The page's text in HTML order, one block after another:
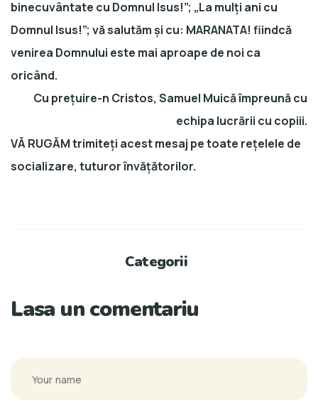
binecuvântate cu Domnul Isus!”; „La mulți ani cu
Domnul Isus!”; vă salutăm și cu: MARANATA! fiindcă
venirea Domnului este mai aproape de noi ca
oricând.
Cu prețuire-n Cristos, Samuel Muică împreună cu
echipa lucrării cu copiii.
VĂ RUGĂM trimiteți acest mesaj pe toate rețelele de
socializare, tuturor învățătorilor.
Categorii
Lasa un comentariu